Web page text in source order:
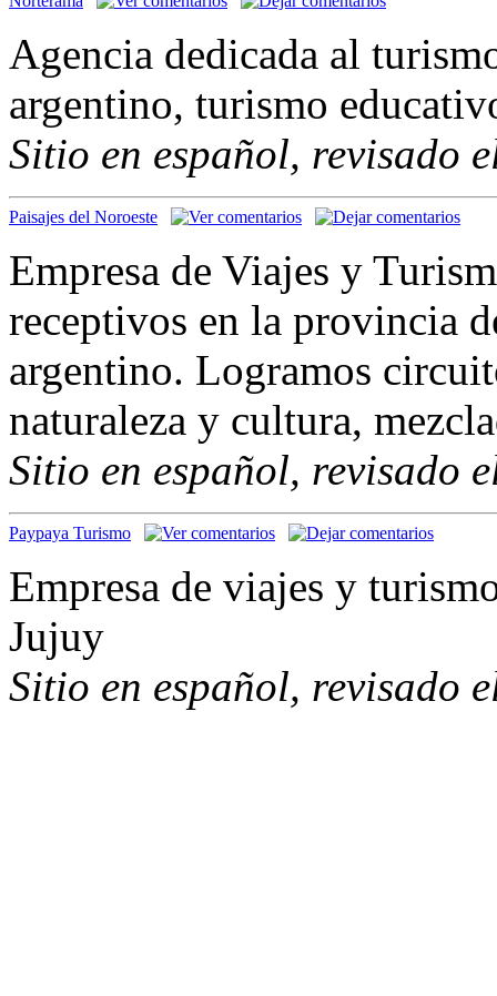
Agencia dedicada al
argentino, turismo
Sitio en español, revisado
Paisajes del Noroeste
Empresa de Viajes y
receptivos en la provincia
argentino. Logramos
naturaleza y cultura,
Sitio en español, revisado
Paypaya Turismo
Empresa de viajes y
Jujuy
Sitio en español, revisado